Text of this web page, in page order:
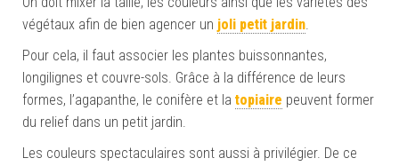
végétaux afin de bien agencer un joli petit jardin.
Pour cela, il faut associer les plantes buissonnantes,
longilignes et couvre-sols. Grâce à la différence de leurs
formes, l’agapanthe, le conifère et la topiaire peuvent former
du relief dans un petit jardin.
Les couleurs spectaculaires sont aussi à privilégier. De ce